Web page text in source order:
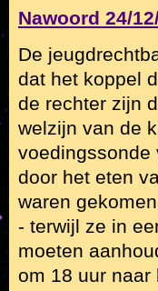
Nawoord 24/
De
dat het koppel
de rechter zijn
welzijn van de
voedingssonde
door het eten
waren
- terwijl ze in
moeten
om 18 uur naar